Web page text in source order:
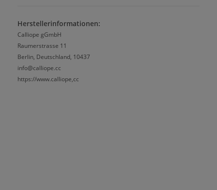
Herstellerinformationen:
Calliope gGmbH
Raumerstrasse 11
Berlin, Deutschland, 10437
info@calliope.cc
https://www.calliope,cc